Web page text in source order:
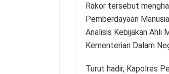
Rakor tersebut
Pemberdayaan
Analisis Kebijakan Ahli
Kementerian Dalam
Turut hadir, Kapolres